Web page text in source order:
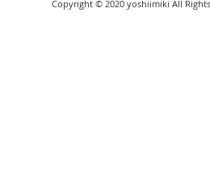
Copyright © 2020 yoshiimiki All